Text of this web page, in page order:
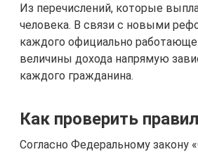
Из перечислений, которые
человека. В связи с новыми
каждого официально
величины дохода напрямую
каждого гражданина.
Как проверить
Согласно Федеральному